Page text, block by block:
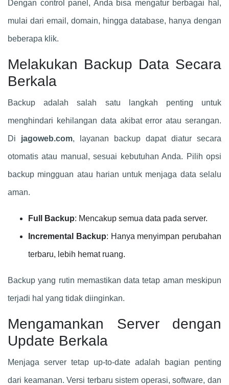
Dengan control panel, Anda bisa mengatur berbagai hal,
mulai dari email, domain, hingga database, hanya dengan
beberapa klik.
Melakukan Backup Data Secara
Berkala
Backup adalah salah satu langkah penting untuk
menghindari kehilangan data akibat error atau serangan.
Di jagoweb.com, layanan backup dapat diatur secara
otomatis atau manual, sesuai kebutuhan Anda. Pilih opsi
backup mingguan atau harian untuk menjaga data selalu
aman.
Full Backup: Mencakup semua data pada server.
Incremental Backup: Hanya menyimpan perubahan
terbaru, lebih hemat ruang.
Backup yang rutin memastikan data tetap aman meskipun
terjadi hal yang tidak diinginkan.
Mengamankan Server dengan
Update Berkala
Menjaga server tetap up-to-date adalah bagian penting
dari keamanan. Versi terbaru sistem operasi, software, dan